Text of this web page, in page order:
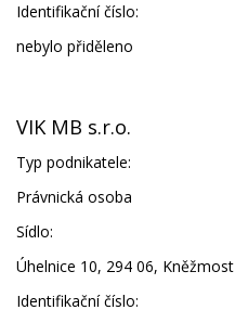
Identifikační číslo:
nebylo přiděleno
VIK MB s.r.o.
Typ podnikatele:
Právnická osoba
Sídlo:
Úhelnice 10, 294 06, Kněžmost
Identifikační číslo: